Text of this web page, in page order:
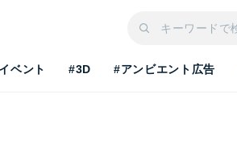
ベント #3D #アンビエント広告